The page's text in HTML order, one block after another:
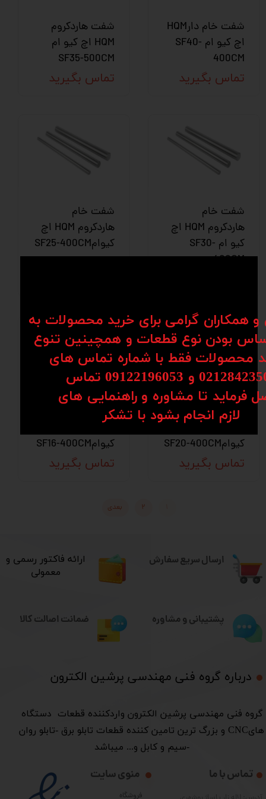
شفت خام دارHQM
اچ کیو ام SF40-
400CM
تماس بگیرید
شفت هاردکروم
HQM اچ کیو ام
SF35-500CM
تماس بگیرید
شفت خام
هاردکروم HQM اچ
کیو ام SF30-
400CM
شفت خام
هاردکروم HQM اچ
کیوامSF25-400CM
شفت خام
هاردکروم HQM اچ
کیوامSF20-400CM
تماس بگیرید
شفت خام
کیوامSF16-400CM
تماس بگیرید
۲ بعدی
ارسال سریع سفارش
درباره گروه فنی مهندسی پرشین الکترون​​​​​​​
​گروه فنی مهندسی پرشین الکترون واردکننده قطعات دستگاه
هایCNC و بزرگ ترین تامین کننده قطعات تابلو برق -تابلو روان
-سیم و کابل و... میباشد
منوی سایت
فروشگاه
تماس با ما
​ارائه فاکتور رسمی و
معمولی
پشتیبانی و مشاوره ضمانت اصالت کالا
همکاران گرامی برای خرید محصولات به
بودن نوع قطعات و همچینین تنوع
کد محصولات فقط با شماره تماس های
و 09122196053​​​​​​​ تماس
فرماید تا مشاوره و راهنمایی های
​​​​​​​لازم انجام بشود با تشکر​​​​​​​